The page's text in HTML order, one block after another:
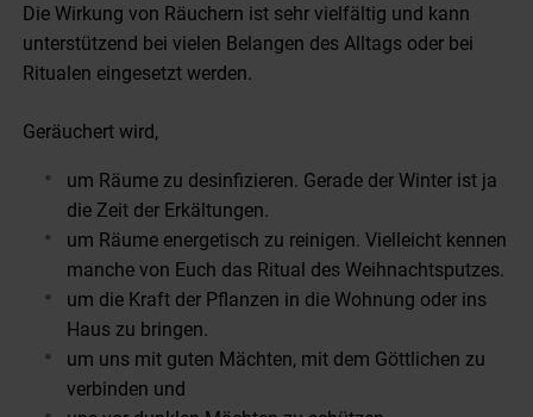
Die Wirkung von Räuchern ist sehr vielfältig und kann
unterstützend bei vielen Belangen des Alltags oder bei
Ritualen eingesetzt werden.
Geräuchert wird,
um Räume zu desinfizieren. Gerade der Winter ist ja
die Zeit der Erkältungen.
um Räume energetisch zu reinigen. Vielleicht kennen
manche von Euch das Ritual des Weihnachtsputzes.
um die Kraft der Pflanzen in die Wohnung oder ins
Haus zu bringen.
um uns mit guten Mächten, mit dem Göttlichen zu
verbinden und